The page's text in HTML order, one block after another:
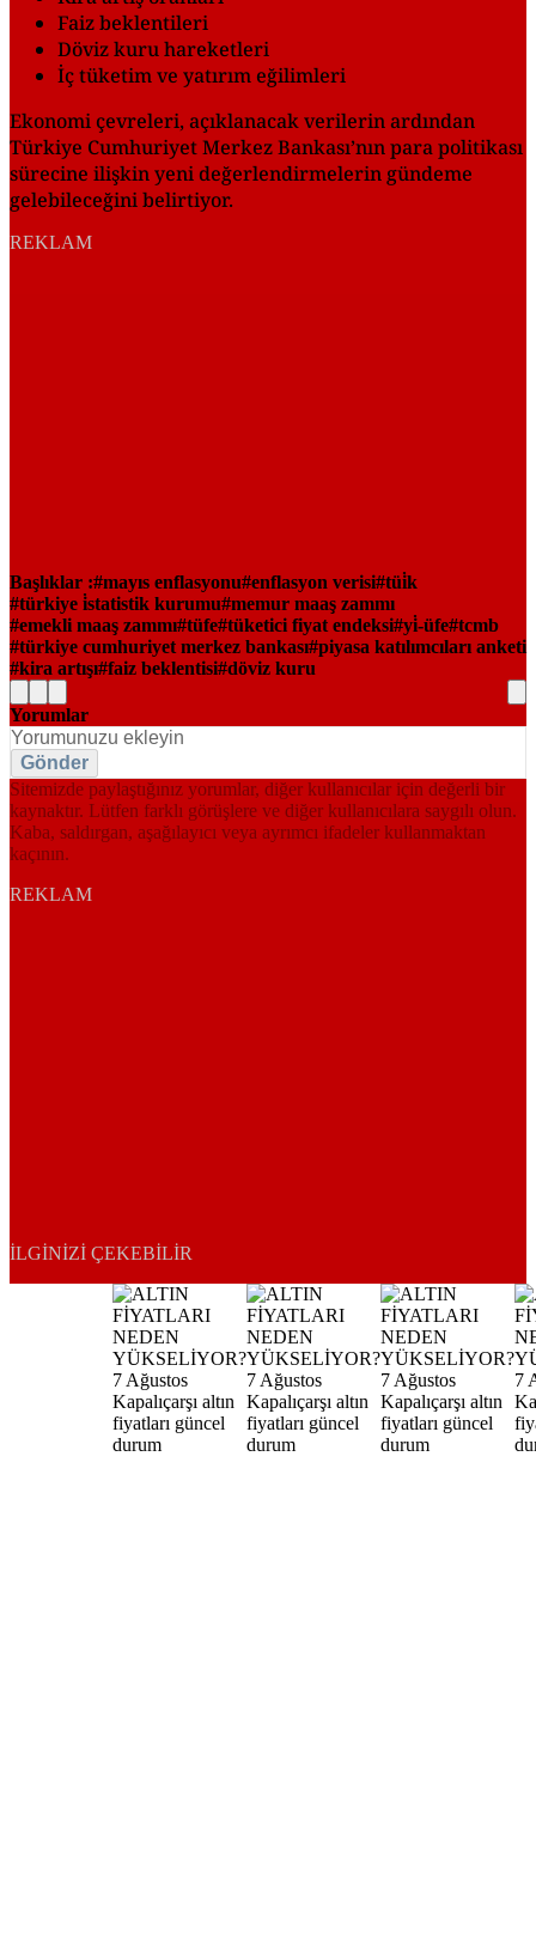
Faiz beklentileri
Döviz kuru hareketleri
İç tüketim ve yatırım eğilimleri
Ekonomi çevreleri, açıklanacak verilerin ardından
Türkiye Cumhuriyet Merkez Bankası’nın para politikası
sürecine ilişkin yeni değerlendirmelerin gündeme
gelebileceğini belirtiyor.
REKLAM
Başlıklar : mayıs enflasyonu enflasyon verisi tüi̇k
türkiye i̇statistik kurumu memur maaş zammı
emekli maaş zammı tüfe tüketici fiyat endeksi yi̇-üfe tcmb
türkiye cumhuriyet merkez bankası piyasa katılımcıları anketi
kira artışı faiz beklentisi döviz kuru
Yorumlar
Gönder
Sitemizde paylaştığınız yorumlar, diğer kullanıcılar için değerli bir
kaynaktır. Lütfen farklı görüşlere ve diğer kullanıcılara saygılı olun.
Kaba, saldırgan, aşağılayıcı veya ayrımcı ifadeler kullanmaktan
kaçının.
REKLAM
İLGINIZI ÇEKEBILIR